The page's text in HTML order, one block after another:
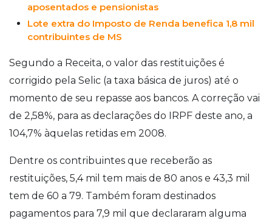
aposentados e pensionistas
Lote extra do Imposto de Renda benefica 1,8 mil
contribuintes de MS
Segundo a Receita, o valor das restituições é
corrigido pela Selic (a taxa básica de juros) até o
momento de seu repasse aos bancos. A correção vai
de 2,58%, para as declarações do IRPF deste ano, a
104,7% àquelas retidas em 2008.
Dentre os contribuintes que receberão as
restituições, 5,4 mil tem mais de 80 anos e 43,3 mil
tem de 60 a 79. Também foram destinados
pagamentos para 7,9 mil que declararam alguma